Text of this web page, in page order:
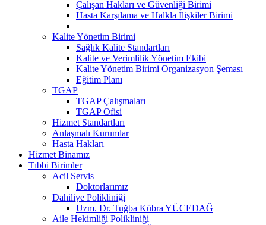
Çalışan Hakları ve Güvenliği Birimi
Hasta Karşılama ve Halkla İlişkiler Birimi
Kalite Yönetim Birimi
Sağlık Kalite Standartları
Kalite ve Verimlilik Yönetim Ekibi
Kalite Yönetim Birimi Organizasyon Şeması
Eğitim Planı
TGAP
TGAP Çalışmaları
TGAP Ofisi
Hizmet Standartları
Anlaşmalı Kurumlar
Hasta Hakları
Hizmet Binamız
Tıbbi Birimler
Acil Servis
Doktorlarımız
Dahiliye Polikliniği
Uzm. Dr. Tuğba Kübra YÜCEDAĞ
Aile Hekimliği Polikliniği